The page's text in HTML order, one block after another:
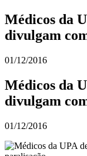
Médicos da
divulgam
01/12/2016
Médicos da
divulgam
01/12/2016